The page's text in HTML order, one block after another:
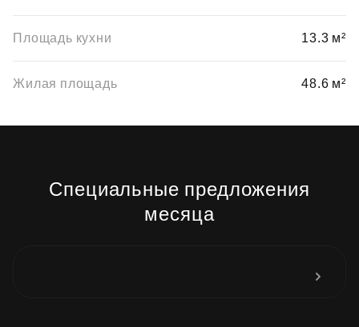
Площадь кухни 13.3 м²
Жилая площадь 48.6 м²
Специальные предложения
месяца